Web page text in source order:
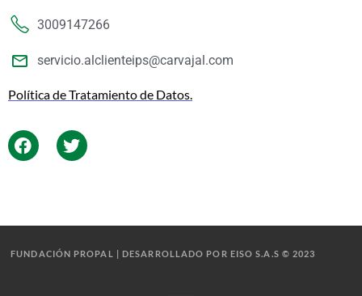
3009147266
servicio.alclienteips@carvajal.com
Política de Tratamiento de Datos.
FUNDACIÓN PROPAL | DESARROLLADO POR EISO S.A.S © 2023